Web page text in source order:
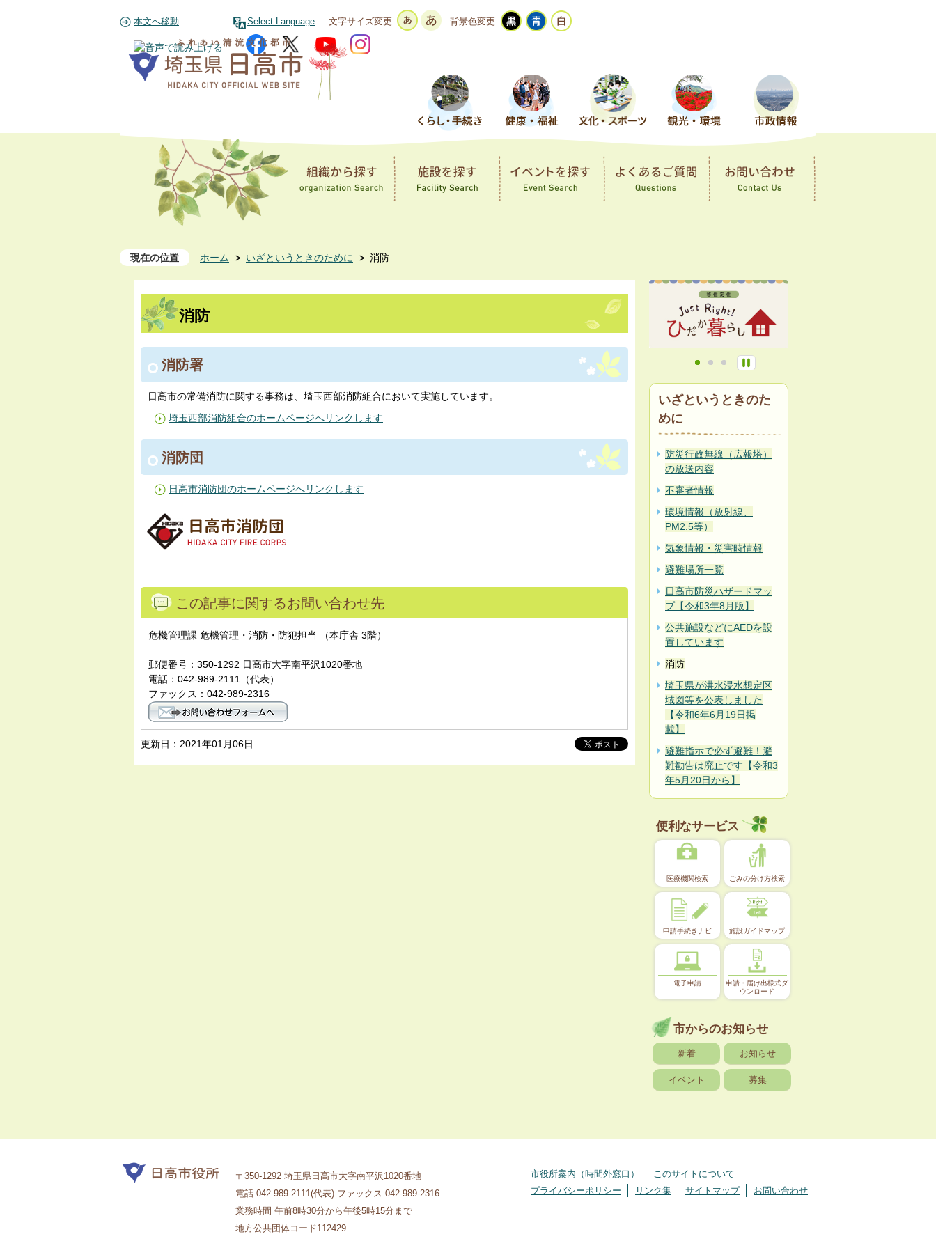
本文へ移動 Select Language 文字サイズ変更 背景色変更
現在の位置 ホーム いざというときのために 消防
消防
消防署
日高市の常備消防に関する事務は、埼玉西部消防組合において実施しています。
埼玉西部消防組合のホームページへリンクします
消防団
日高市消防団のホームページへリンクします
この記事に関するお問い合わせ先
危機管理課 危機管理・消防・防犯担当 （本庁舎 3階）
郵便番号：350-1292 日高市大字南平沢1020番地
電話：042-989-2111（代表）
ファックス：042-989-2316
更新日：2021年01月06日
いざというときのた
めに
防災行政無線（広報塔）
の放送内容
不審者情報
環境情報（放射線、
PM2.5等）
気象情報・災害時情報
避難場所一覧
日高市防災ハザードマッ
プ【令和3年8月版】
公共施設などにAEDを設
置しています
消防
埼玉県が洪水浸水想定区
域図等を公表しました
【令和6年6月19日掲
載】
避難指示で必ず避難！避
難勧告は廃止です【令和3
年5月20日から】
便利なサービス
医療機関検索 ごみの分け方検索
申請手続きナビ 施設ガイドマップ
電子申請
申請・届け出様式ダ
ウンロード
市からのお知らせ
新着 お知らせ
イベント 募集
〒350-1292 埼玉県日高市大字南平沢1020番地
電話:042-989-2111(代表) ファックス:042-989-2316
業務時間 午前8時30分から午後5時15分まで
地方公共団体コード112429
市役所案内（時間外窓口）
このサイトについて
プライバシーポリシー
リンク集 サイトマップ お問い合わせ